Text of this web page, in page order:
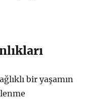
bir yaşamın